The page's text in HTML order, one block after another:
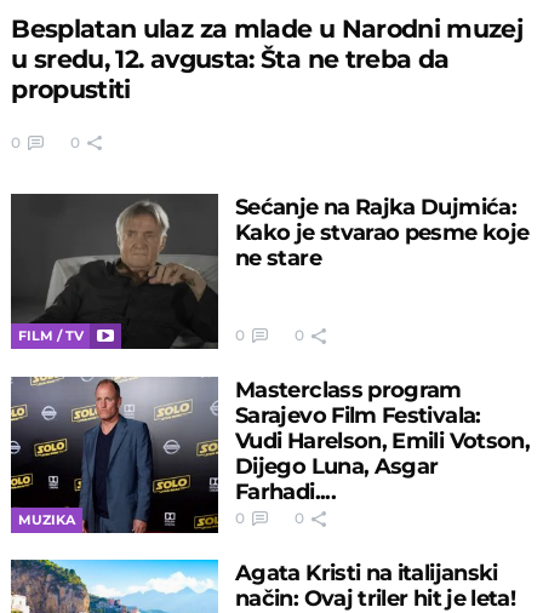
Besplatan ulaz za mlade u Narodni muzej
u sredu, 12. avgusta: Šta ne treba da
propustiti
0 0
FILM / TV
Sećanje na Rajka Dujmića:
Kako je stvarao pesme koje
ne stare
0 0
MUZIKA
Masterclass program
Sarajevo Film Festivala:
Vudi Harelson, Emili Votson,
Dijego Luna, Asgar
Farhadi....
0 0
Agata Kristi na italijanski
način: Ovaj triler hit je leta!